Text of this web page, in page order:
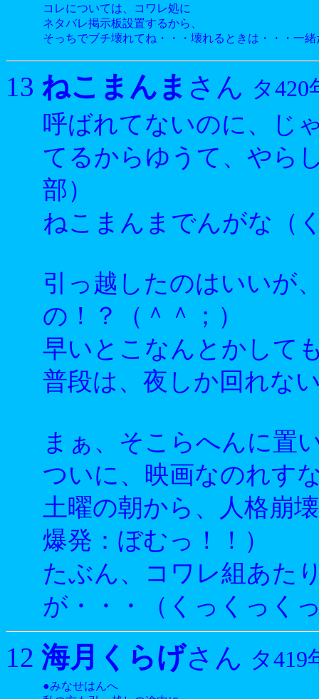
コレについては、コワレ処に
ネタバレ掲示板設置するから、
そっちでブチ壊れてね・・・壊れるときは・・・一
13 ねこまんま さん タ420
呼ばれてないのに、じ
てるからゆうて、やら
部）
ねこまんまでんがな（
引っ越したのはいいが
の！？（＾＾；）
早いとこなんとかして
普段は、夜しか回れな
まぁ、そこらへんに置
ついに、映画なのれす
土曜の朝から、人格崩
爆発：ぼむっ！！）
たぶん、コワレ組あた
が・・・（くっくっく
12 海月くらげさん タ419
●みなせはんへ